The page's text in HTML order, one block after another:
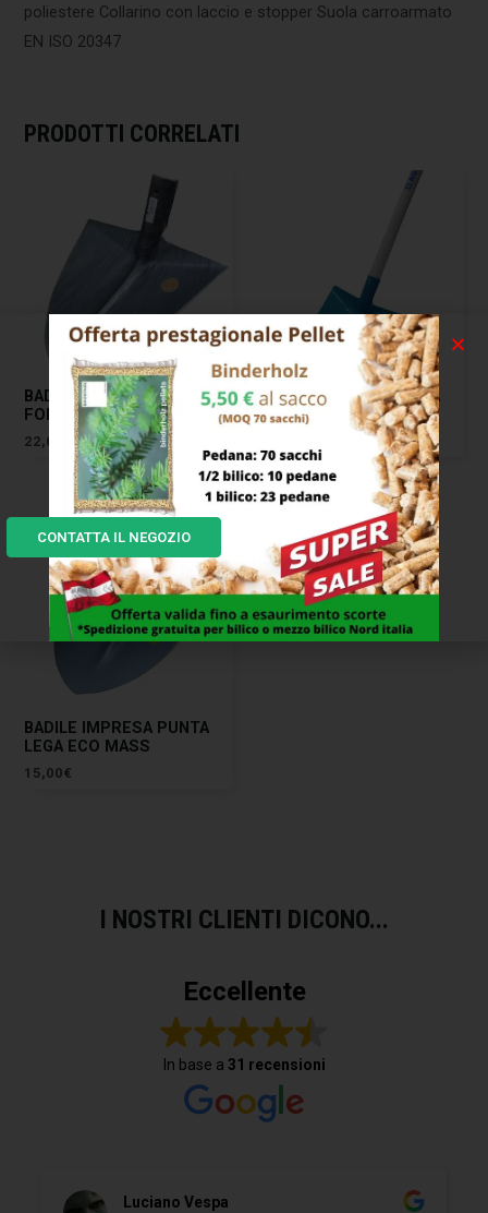
poliestere Collarino con laccio e stopper Suola carroarmato
EN ISO 20347
PRODOTTI CORRELATI
BADILE IMPRESA PUNTA
FORGIATO 28 EXTRA ADEL
22,00
BADILE IMPRESA PUNTA
LEGA M/TO AGEF
BADILE IMPRESA PUNTA
LEGA ECO MASS
15,00€
I NOSTRI CLIENTI DICONO...
Eccellente
In base a 31 recensioni
Luciano Vespa
CONTATTA IL NEGOZIO